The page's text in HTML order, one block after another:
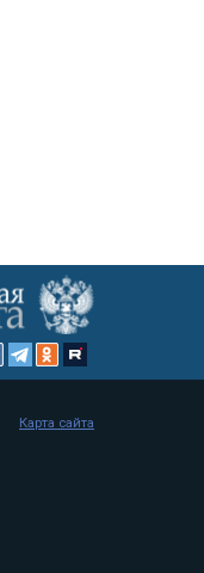
Карта сайта